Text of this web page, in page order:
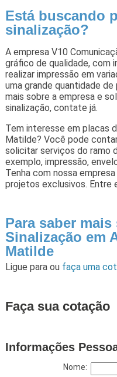
Está buscando
sinalização?
A empresa V10
gráfico de qualidade, com
realizar impressão em
uma grande quantidade
mais sobre a empresa e
sinalização, contate já.
Tem interesse em placas
Matilde? Você pode
solicitar serviços do ramo
exemplo, impressão,
Tenha com nossa
projetos exclusivos. Entre
Para saber
Sinalização em
Matilde
Ligue para ou faça uma
Faça sua cotação
Informações
Nome: